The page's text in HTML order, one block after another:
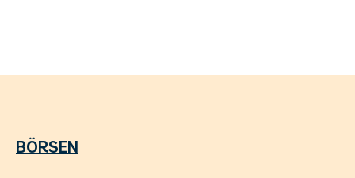
BÖRSEN